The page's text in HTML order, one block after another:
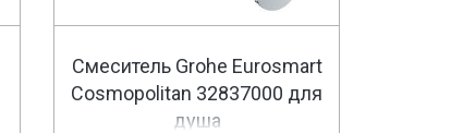
Смеситель Grohe Eurosmart
Cosmopolitan 32837000 для
душа